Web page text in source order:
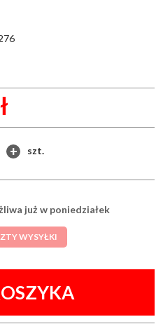
+ szt.
już w poniedziałek
WYSYŁKI